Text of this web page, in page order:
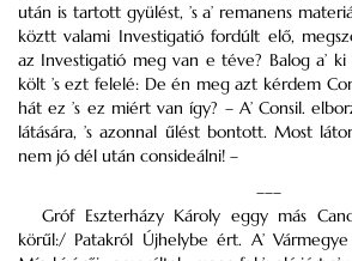
után is tartott gyülést, ’s a’ remanens
köztt valami Investigatió fordúlt elő,
az Investigatió meg van e téve? Balog a’
költ ’s ezt felelé: De én meg azt kérdem
hát ez ’s ez miért van így? – A’ Consil.
látására, ’s azonnal űlést bontott. Most
nem jó dél után consideálni! –
–––
Gróf Eszterházy Károly eggy más
körűl:/ Patakról Újhelybe ért. A’